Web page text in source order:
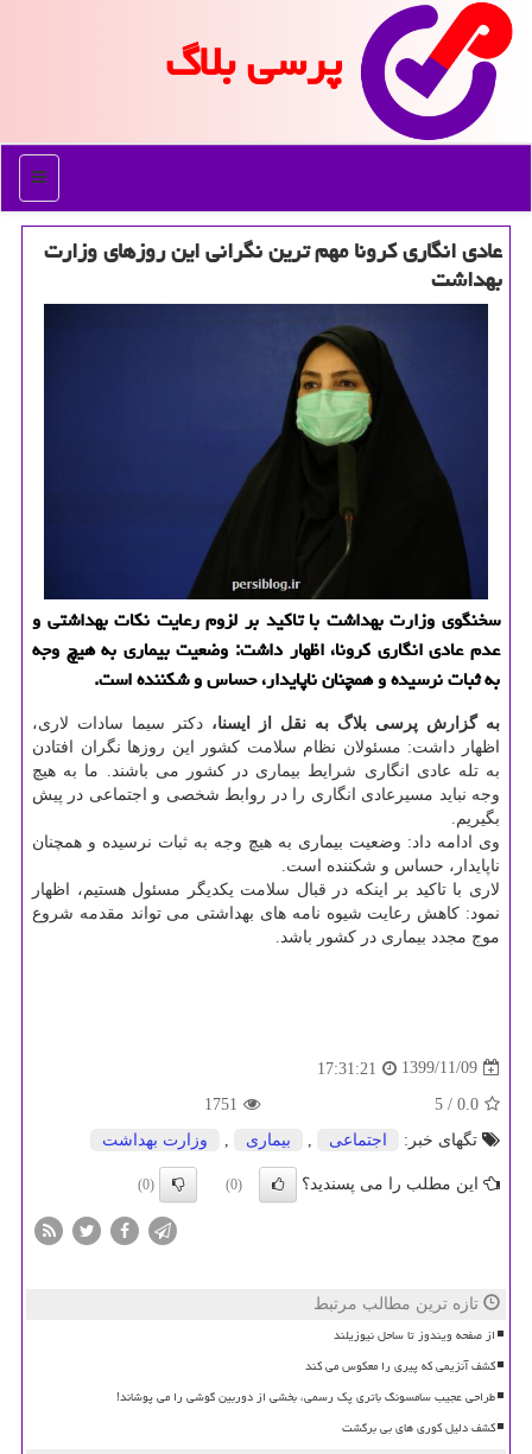
پرسی بلاگ
منو
عادی انگاری كرونا مهم ترین نگرانی این روزهای وزارت
بهداشت
سخنگوی وزارت بهداشت با تاکید بر لزوم رعایت نکات بهداشتی و
عدم عادی انگاری کرونا، اظهار داشت: وضعیت بیماری به هیچ وجه
به ثبات نرسیده و همچنان ناپایدار، حساس و شکننده است.
به گزارش پرسی بلاگ به نقل از ایسنا، دکتر سیما سادات لاری،
اظهار داشت: مسئولان نظام سلامت کشور این روزها نگران افتادن
به تله عادی انگاری شرایط بیماری در کشور می باشند. ما به هیچ
وجه نباید مسیرعادی انگاری را در روابط شخصی و اجتماعی در پیش
بگیریم.
وی ادامه داد: وضعیت بیماری به هیچ وجه به ثبات نرسیده و همچنان
ناپایدار، حساس و شکننده است.
لاری با تاکید بر اینکه در قبال سلامت یکدیگر مسئول هستیم، اظهار
نمود: کاهش رعایت شیوه نامه های بهداشتی می تواند مقدمه شروع
موج مجدد بیماری در کشور باشد.
1399/11/09
17:31:21
0.0
/ 5
1751
تگهای خبر:
اجتماعی , بیماری , وزارت بهداشت
این مطلب را می پسندید؟ (0)
(0)
تازه ترین مطالب مرتبط
از صفحه ویندوز تا ساحل نیوزیلند
کشف آنزیمی که پیری را معکوس می کند
طراحی عجیب سامسونگ باتری پک رسمی، بخشی از دوربین گوشی را می پوشاند!
کشف دلیل کوری های بی برگشت